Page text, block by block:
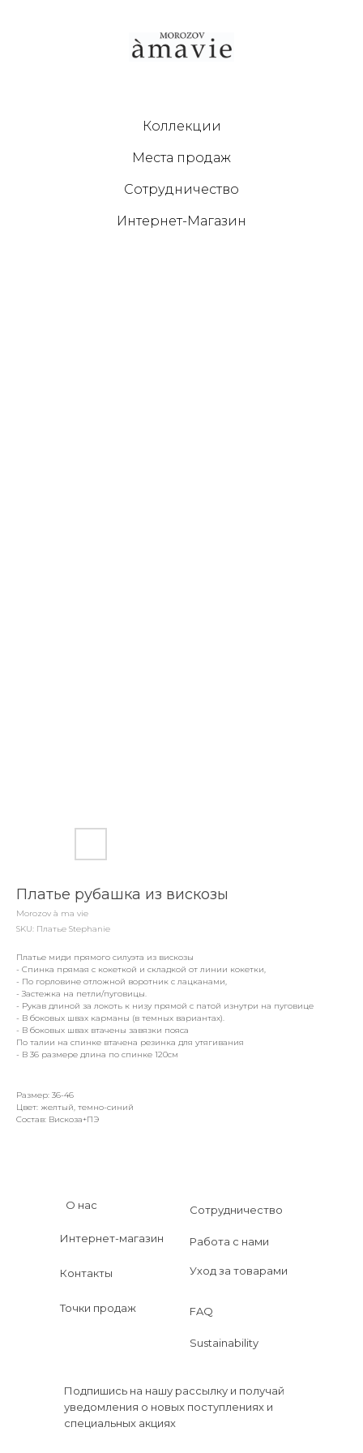
Коллекции
Места продаж
Сотрудничество
Интернет-Магазин
Платье рубашка из вискозы
Morozov à ma vie
SKU: Платье Stephanie
Платье миди прямого силуэта из вискозы
- Спинка прямая с кокеткой и складкой от линии кокетки,
- По горловине отложной воротник с лацканами,
- Застежка на петли/пуговицы.
- Рукав длиной за локоть к низу прямой с патой изнутри на пуговице
- В боковых швах карманы (в темных вариантах).
- В боковых швах втачены завязки пояса
По талии на спинке втачена резинка для утягивания
- В 36 размере длина по спинке 120см
Размер: 36-46
Цвет: желтый, темно-синий
Состав: Вискоза+ПЭ
Уход за товарами
Контакты
Подпишись на нашу рассылку и получай
уведомления о новых поступлениях и
специальных акциях
О нас
FAQ
Sustainability
Сотрудничество
Работа с нами
Точки продаж
Интернет-магазин